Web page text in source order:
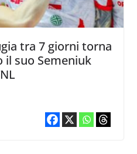
tra 7 giorni torna
suo Semeniuk